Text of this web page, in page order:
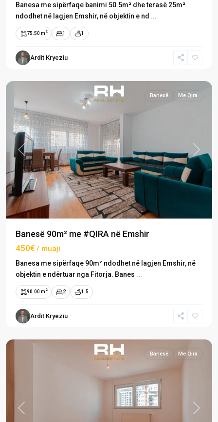
Banesa me sipërfaqe banimi 50.5m² dhe terasë 25m²
ndodhet në lagjen Emshir, në objektin e nd ...
75.50 m 2 1 1
Ardit Kryeziu
Emshir
Kalabri,
Previous Next
Banesë Me Qira
Banesë 90m² me #QIRA në Emshir
450€ / muaji
Banesa me sipërfaqe 90m² ndodhet në lagjen Emshir, në
objektin e ndërtuar nga Fitorja. Banes ...
90.00 m 2 2 1.5
Ardit Kryeziu
Emshir
Kalabri,
Previous Next
Banesë Me Qira